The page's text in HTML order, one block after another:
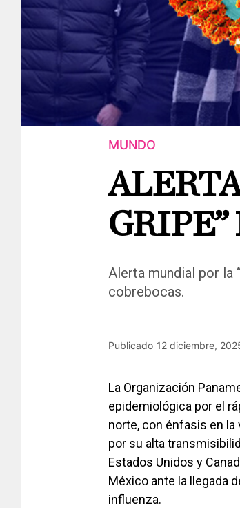
MUNDO
GRIPE”
Alerta mundial por la
cobrebocas.
Publicado 12 diciembre,
La Organización
epidemiológica por el
norte, con énfasis en la
por su alta
Estados Unidos y
México ante la llegada
influenza.